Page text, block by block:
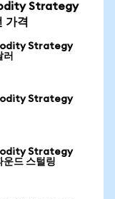
Strategy
가격
Strategy
Strategy
Strategy
드 스털링